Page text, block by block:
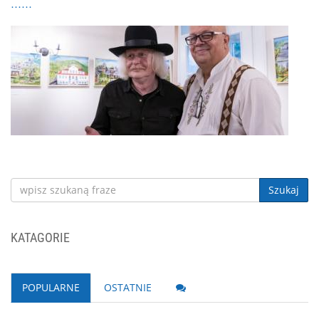
Szukaj
KATAGORIE
POPULARNE OSTATNIE